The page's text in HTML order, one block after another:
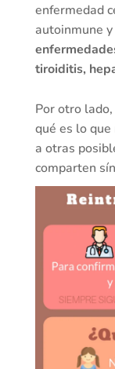
enfermedad
autoinmune
tiroiditis,
Por otro
qué es lo
a otras
comparten